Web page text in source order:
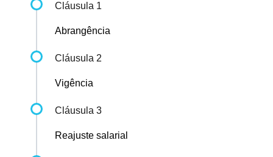
Cláusula 1
Abrangência
Cláusula 2
Vigência
Cláusula 3
Reajuste salarial